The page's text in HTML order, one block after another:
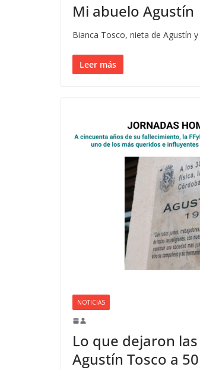
Mi abuelo Agustín
Bianca Tosco, nieta de Agustín
Leer más
NOTICIAS
Lo que dejaron
Agustín Tosco a